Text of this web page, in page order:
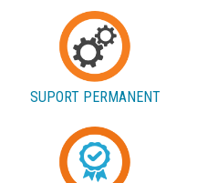
SUPORT PERMANENT